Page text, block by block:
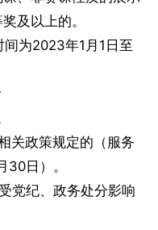
及以上的。
2023年1月1日至
关政策规定的（服务
日）。
党纪、政务处分影响